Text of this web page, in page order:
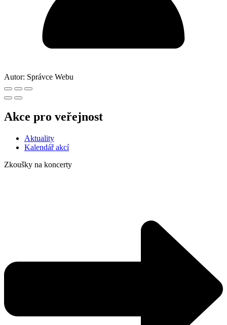
Autor: Správce Webu
Akce pro veřejnost
Aktuality
Kalendář akcí
Zkoušky na koncerty